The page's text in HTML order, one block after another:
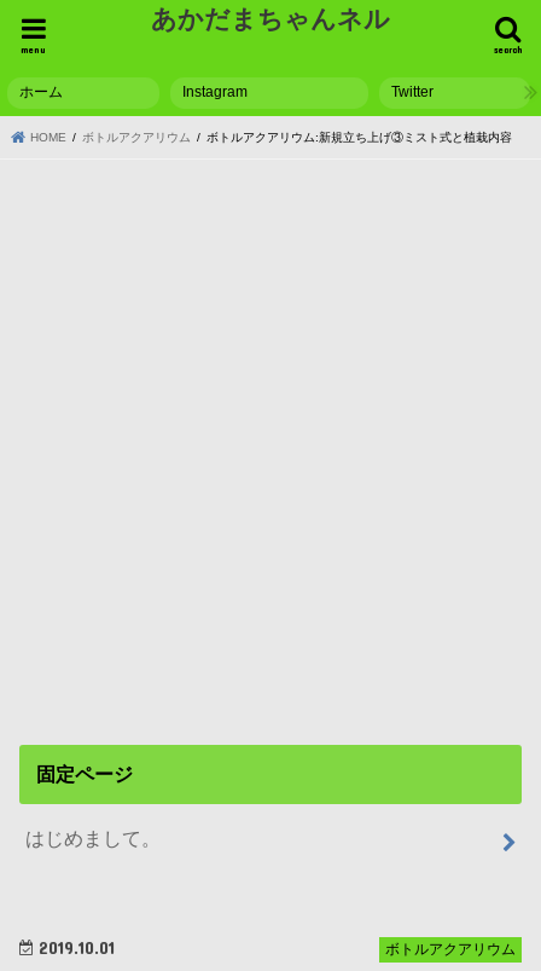
あかだまちゃんネル
search
menu
ホーム Instagram Twitter
HOME ボトルアクアリウム ボトルアクアリウム:新規立ち上げ③ミスト式と植栽内容
固定ページ
はじめまして。
ボトルアクアリウム
2019.10.01